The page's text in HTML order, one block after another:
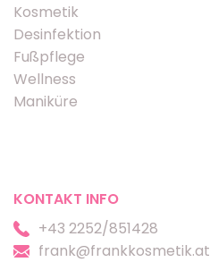
Kosmetik
Desinfektion
Fußpflege
Wellness
Maniküre
KONTAKT INFO
+43 2252/851428
frank@frankkosmetik.at